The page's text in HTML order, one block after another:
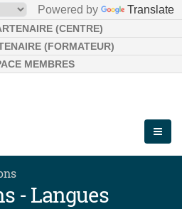
Powered by Translate
(CENTRE)
(FORMATEUR)
MEMBRES
- Langues